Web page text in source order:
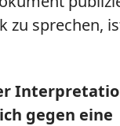
zu sprechen,
gegen eine